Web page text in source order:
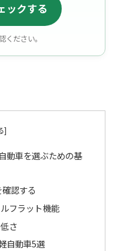
ックする
ださい。
動車を選ぶための基
認する
フラット機能
さ
自動車5選